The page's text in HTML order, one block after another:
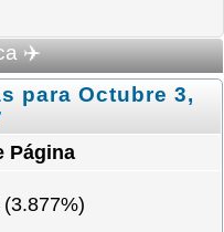
✈️
para Octubre 3,
Página